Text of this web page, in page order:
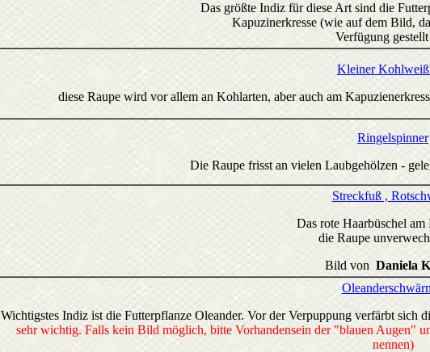
Das größte Indiz für diese Art sind die
Kapuzinerkresse (wie auf dem Bild,
Verfügung
Kleiner
diese Raupe wird vor allem an Kohlarten, aber auch am
Ringelspinner
Die Raupe frisst an vielen Laubgehölzen -
Streckfuß ,
Das rote Haarbüschel am
die Raupe
Bild von Daniela
Wichtigstes Indiz ist die Futterpflanze Oleander. Vor der Verpuppung verfärbt sich
sehr wichtig. Falls kein Bild möglich, bitte Vorhandensein der "blauen Augen"
nennen)